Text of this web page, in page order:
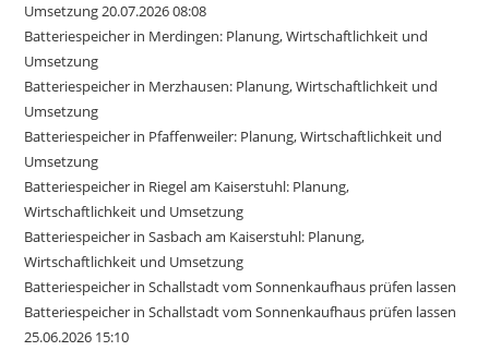
Umsetzung 20.07.2026 08:08
Batteriespeicher in Merdingen: Planung, Wirtschaftlichkeit und
Umsetzung
Batteriespeicher in Merzhausen: Planung, Wirtschaftlichkeit und
Umsetzung
Batteriespeicher in Pfaffenweiler: Planung, Wirtschaftlichkeit und
Umsetzung
Batteriespeicher in Riegel am Kaiserstuhl: Planung,
Wirtschaftlichkeit und Umsetzung
Batteriespeicher in Sasbach am Kaiserstuhl: Planung,
Wirtschaftlichkeit und Umsetzung
Batteriespeicher in Schallstadt vom Sonnenkaufhaus prüfen lassen
Batteriespeicher in Schallstadt vom Sonnenkaufhaus prüfen lassen
25.06.2026 15:10